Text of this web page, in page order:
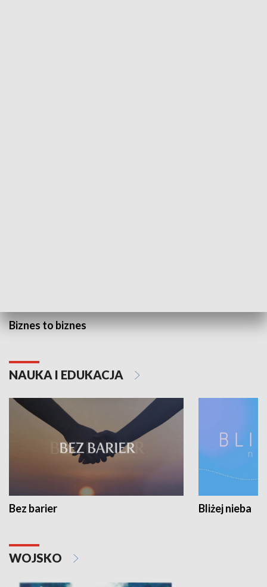
Biznes to biznes
NAUKA I EDUKACJA
Bez barier Bliżej nieba
WOJSKO